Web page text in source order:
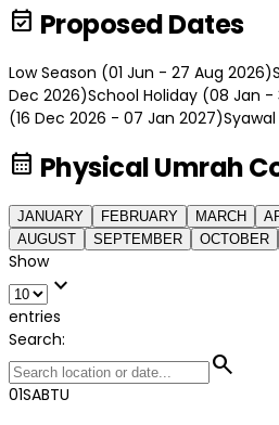
event_available Proposed Dates
Low Season (01 Jun - 27 Aug 2026)
Dec 2026)School Holiday (08 Jan -
(16 Dec 2026 - 07 Jan 2027)
calendar_month Physical Umrah
JANUARY FEBRUARY MARCH
AUGUST
SEPTEMBER OCTOBER
Show
expand_more
entries
Search:
search
01SABTU